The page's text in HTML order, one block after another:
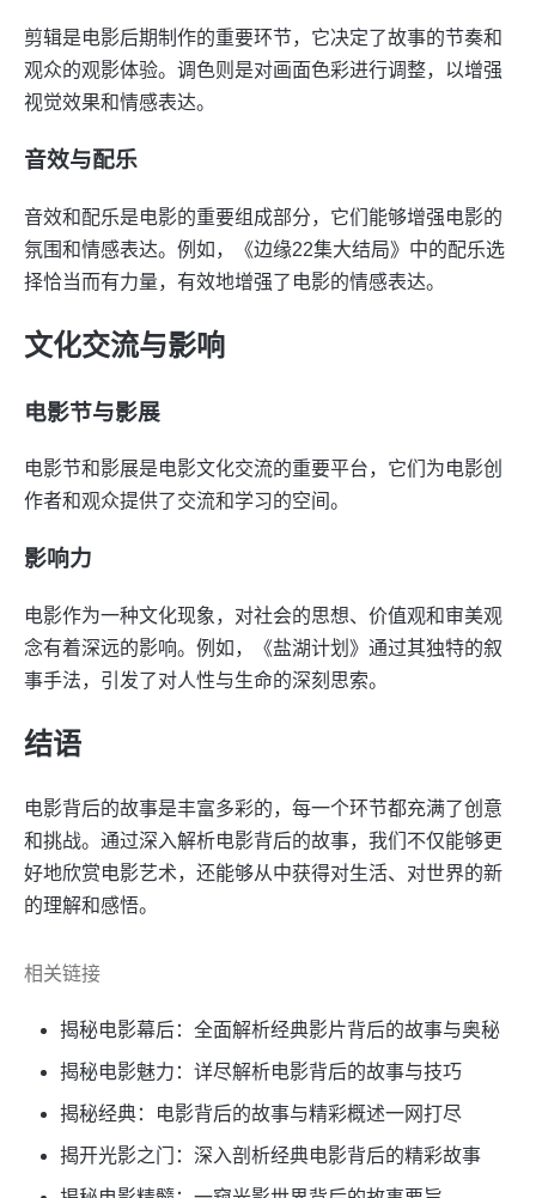
剪辑是电影后期制作的重要环节，它决定了故事的节奏和
观众的观影体验。调色则是对画面色彩进行调整，以增强
视觉效果和情感表达。
音效与配乐
音效和配乐是电影的重要组成部分，它们能够增强电影的
氛围和情感表达。例如，《边缘22集大结局》中的配乐选
择恰当而有力量，有效地增强了电影的情感表达。
文化交流与影响
电影节与影展
电影节和影展是电影文化交流的重要平台，它们为电影创
作者和观众提供了交流和学习的空间。
影响力
电影作为一种文化现象，对社会的思想、价值观和审美观
念有着深远的影响。例如，《盐湖计划》通过其独特的叙
事手法，引发了对人性与生命的深刻思索。
结语
电影背后的故事是丰富多彩的，每一个环节都充满了创意
和挑战。通过深入解析电影背后的故事，我们不仅能够更
好地欣赏电影艺术，还能够从中获得对生活、对世界的新
的理解和感悟。
相关链接
揭秘电影幕后：全面解析经典影片背后的故事与奥秘
揭秘电影魅力：详尽解析电影背后的故事与技巧
揭秘经典：电影背后的故事与精彩概述一网打尽
揭开光影之门：深入剖析经典电影背后的精彩故事